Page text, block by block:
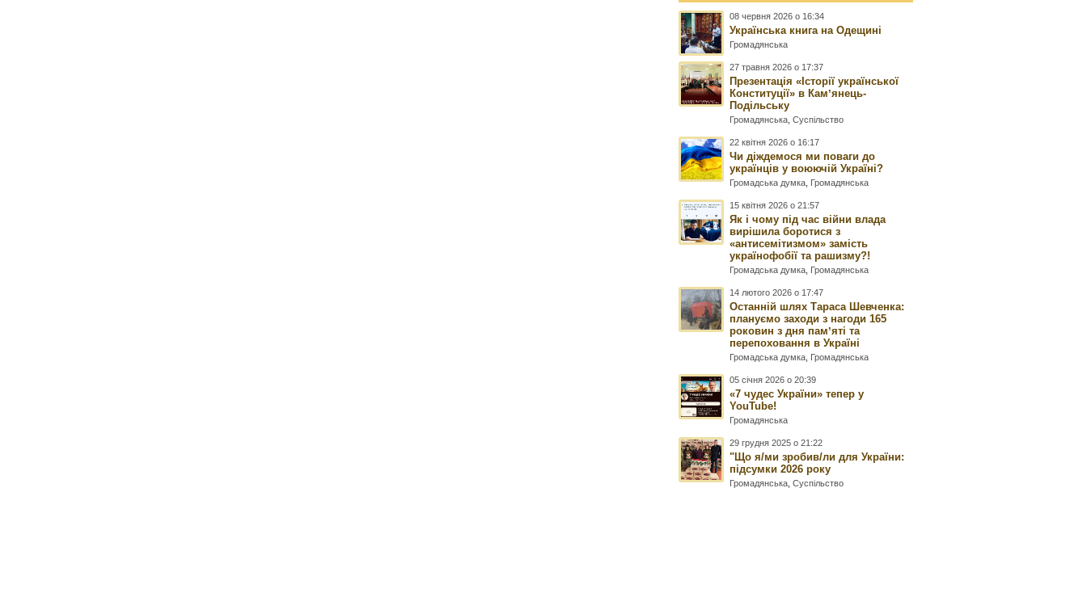
08 червня 2026 о 16:34
Українська книга на Одещині
Громадянська
27 травня 2026 о 17:37
Презентація «Історії української
Конституції» в Камʼянець-
Подільську
Громадянська ,Суспільство
22 квітня 2026 о 16:17
Чи діждемося ми поваги до
українців у воюючій Україні?
Громадська думка Громадянська
15 квітня 2026 о 21:57
Як і чому під час війни влада
вирішила боротися з
«антисемітизмом» замість
українофобії та рашизму?!
Громадська думка Громадянська
14 лютого 2026 о 17:47
Останній шлях Тараса Шевченка:
плануємо заходи з нагоди 165
роковин з дня памʼяті та
перепоховання в Україні
Громадська думка Громадянська
05 січня 2026 о 20:39
«7 чудес України» тепер у
YouTube!
Громадянська
29 грудня 2025 о 21:22
"Що я/ми зробив/ли для України:
підсумки 2026 року
Громадянська ,Суспільство